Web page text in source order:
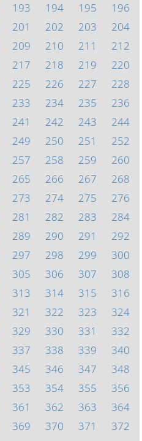
193 194 195
196
201 202 203
204
209 210 211
212
217 218 219
220
225 226 227
228
233 234 235
236
241 242 243
244
249 250 251
252
257 258 259
260
265 266 267
268
273 274 275
276
281 282 283
284
289 290 291
292
297 298 299
300
305 306 307
308
313 314 315
316
321 322 323
324
329 330 331
332
337 338 339
340
345 346 347
348
353 354 355
356
361 362 363
364
369 370 371
372